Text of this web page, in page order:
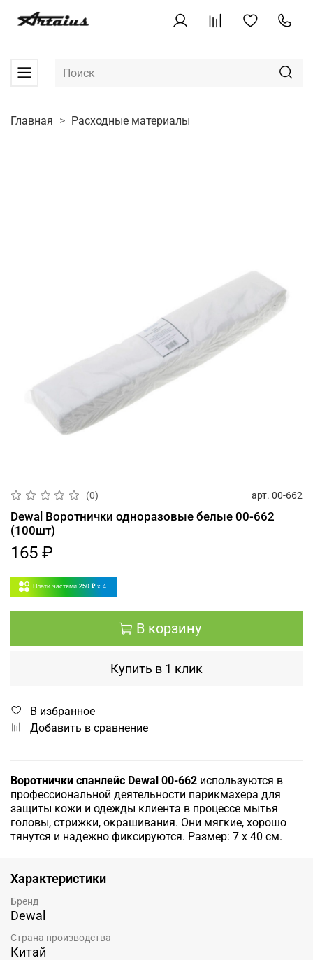
Главная Расходные материалы
(0) арт. 00-662
Dewal Воротнички одноразовые белые 00-662
(100шт)
165 ₽
Плати частями 250 ₽ x 4
В корзину
Купить в 1 клик
В избранное
Добавить в сравнение
Воротнички спанлейс Dewal 00-662 используются в
профессиональной деятельности парикмахера для
защиты кожи и одежды клиента в процессе мытья
головы, стрижки, окрашивания. Они мягкие, хорошо
тянутся и надежно фиксируются. Размер: 7 х 40 см.
Характеристики
Бренд
Dewal
Страна производства
Китай